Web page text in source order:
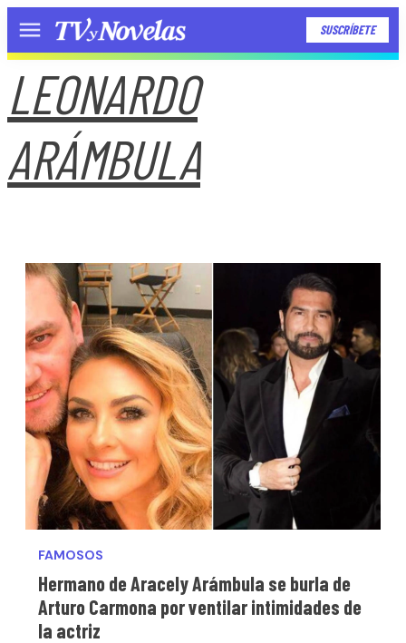
Menú SUSCRÍBETE
LEONARDO
ARÁMBULA
FAMOSOS
Hermano de Aracely Arámbula se burla de
Arturo Carmona por ventilar intimidades de
la actriz